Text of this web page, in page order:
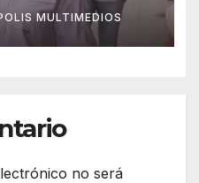
MULTIMEDIOS
no será